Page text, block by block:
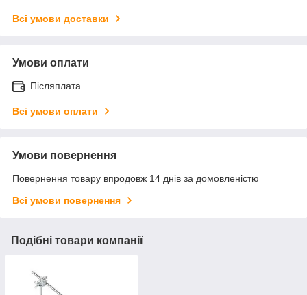
Всі умови доставки
Умови оплати
Післяплата
Всі умови оплати
Умови повернення
Повернення товару впродовж 14 днів за домовленістю
Всі умови повернення
Подібні товари компанії